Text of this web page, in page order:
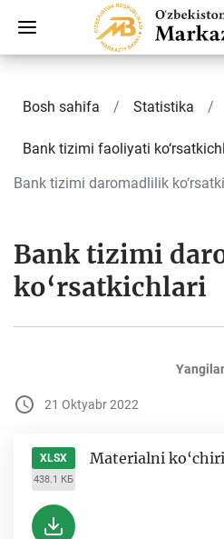
Bosh sahifa Statistika
Bank tizimi faoliyati
Bank tizimi daromadlilik
Bank tizimi
ko‘rsatkichlari
21 Oktyabr 2022
XLSX
438.1 КБ
Materialni